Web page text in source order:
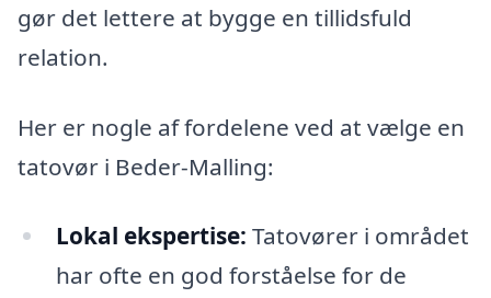
gør det lettere at bygge en tillidsfuld
relation.
Her er nogle af fordelene ved at vælge en
tatovør i Beder-Malling:
Lokal ekspertise: Tatovører i området
har ofte en god forståelse for de